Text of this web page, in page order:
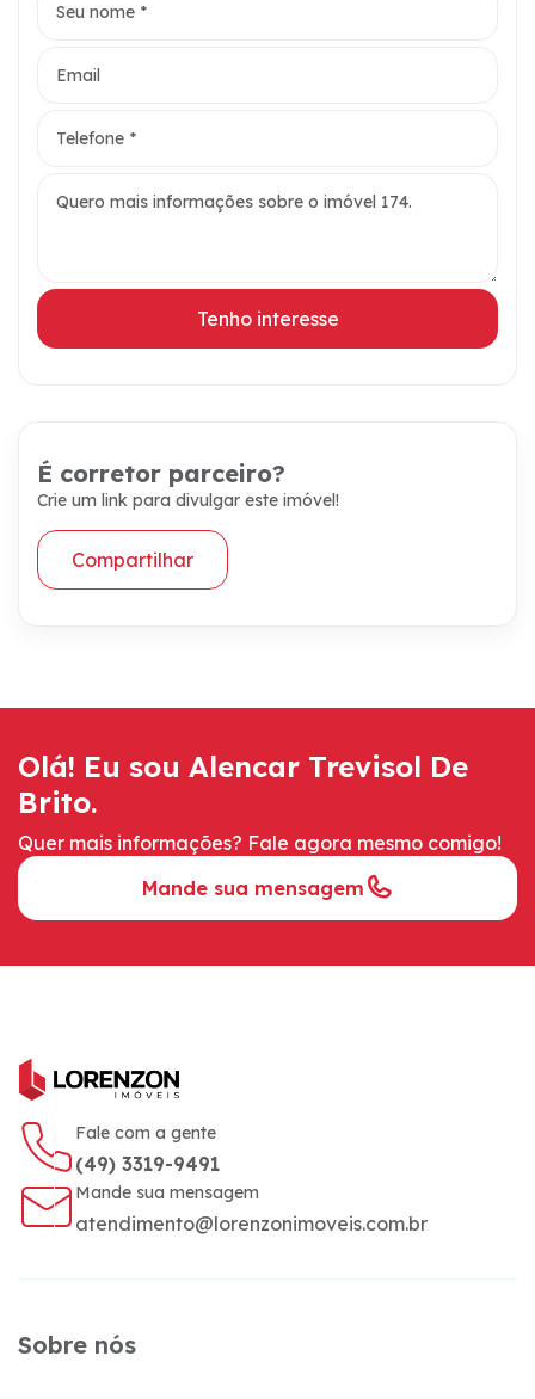
Tenho interesse
É corretor parceiro?
Crie um link para divulgar este imóvel!
Compartilhar
Olá! Eu sou Alencar Trevisol De
Brito.
Quer mais informações? Fale agora mesmo comigo!
Mande sua mensagem
Fale com a gente
(49) 3319-9491
Mande sua mensagem
atendimento@lorenzonimoveis.com.br
Sobre nós